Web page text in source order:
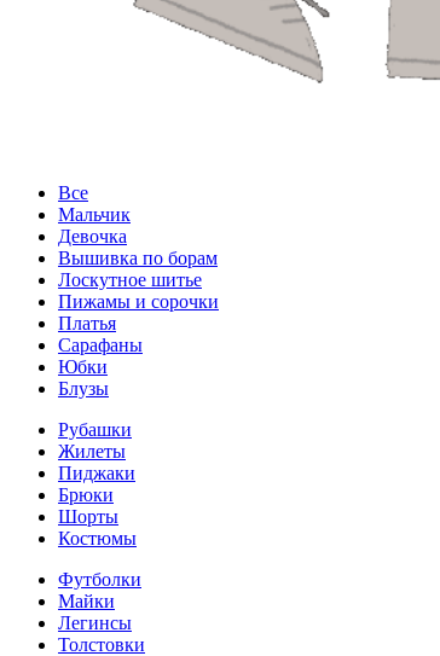
Все
Мальчик
Девочка
Вышивка по борам
Лоскутное шитье
Пижамы и сорочки
Платья
Сарафаны
Юбки
Блузы
Рубашки
Жилеты
Пиджаки
Брюки
Шорты
Костюмы
Футболки
Майки
Легинсы
Толстовки